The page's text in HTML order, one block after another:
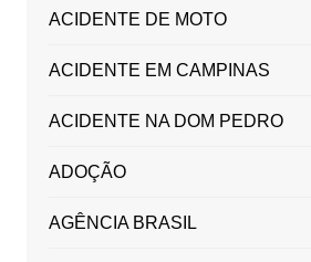
ACIDENTE DE MOTO
ACIDENTE EM CAMPINAS
ACIDENTE NA DOM PEDRO
ADOÇÃO
AGÊNCIA BRASIL